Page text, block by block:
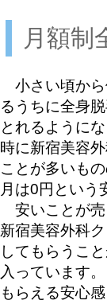
月額制
小さい頃から
るうちに全身
とれるように
時に新宿美容
ことが多いも
月は0円という
安いことが売
新宿美容外科
してもらうこ
入っています
もらえる安心